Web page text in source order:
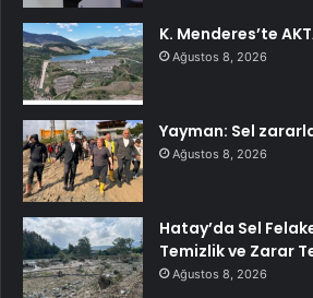
K. Menderes’te
Ağustos 8, 2026
Yayman: Sel
Ağustos 8, 2026
Hatay’da Sel
Temizlik ve Zarar
Ağustos 8, 2026